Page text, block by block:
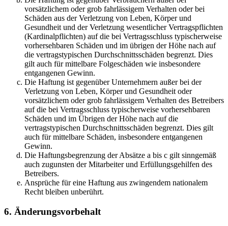
vorsätzlichem oder grob fahrlässigem Verhalten oder bei
Schäden aus der Verletzung von Leben, Körper und
Gesundheit und der Verletzung wesentlicher Vertragspflichten
(Kardinalpflichten) auf die bei Vertragsschluss typischerweise
vorhersehbaren Schäden und im übrigen der Höhe nach auf
die vertragstypischen Durchschnittsschäden begrenzt. Dies
gilt auch für mittelbare Folgeschäden wie insbesondere
entgangenen Gewinn.
Die Haftung ist gegenüber Unternehmern außer bei der
Verletzung von Leben, Körper und Gesundheit oder
vorsätzlichem oder grob fahrlässigem Verhalten des Betreibers
auf die bei Vertragsschluss typischerweise vorhersehbaren
Schäden und im Übrigen der Höhe nach auf die
vertragstypischen Durchschnittsschäden begrenzt. Dies gilt
auch für mittelbare Schäden, insbesondere entgangenen
Gewinn.
Die Haftungsbegrenzung der Absätze a bis c gilt sinngemäß
auch zugunsten der Mitarbeiter und Erfüllungsgehilfen des
Betreibers.
Ansprüche für eine Haftung aus zwingendem nationalem
Recht bleiben unberührt.
6. Änderungsvorbehalt